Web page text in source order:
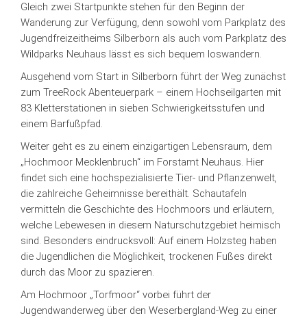
Gleich zwei Startpunkte stehen für den Beginn der
Wanderung zur Verfügung, denn sowohl vom Parkplatz des
Jugendfreizeitheims Silberborn als auch vom Parkplatz des
Wildparks Neuhaus lässt es sich bequem loswandern.
Ausgehend vom Start in Silberborn führt der Weg zunächst
zum TreeRock Abenteuerpark – einem Hochseilgarten mit
83 Kletterstationen in sieben Schwierigkeitsstufen und
einem Barfußpfad.
Weiter geht es zu einem einzigartigen Lebensraum, dem
„Hochmoor Mecklenbruch“ im Forstamt Neuhaus. Hier
findet sich eine hochspezialisierte Tier- und Pflanzenwelt,
die zahlreiche Geheimnisse bereithält. Schautafeln
vermitteln die Geschichte des Hochmoors und erläutern,
welche Lebewesen in diesem Naturschutzgebiet heimisch
sind. Besonders eindrucksvoll: Auf einem Holzsteg haben
die Jugendlichen die Möglichkeit, trockenen Fußes direkt
durch das Moor zu spazieren.
Am Hochmoor „Torfmoor“ vorbei führt der
Jugendwanderweg über den Weserbergland-Weg zu einer